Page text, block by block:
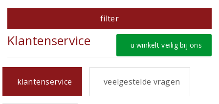
filter
u winkelt veilig bij ons
Klantenservice
klantenservice veelgestelde vragen